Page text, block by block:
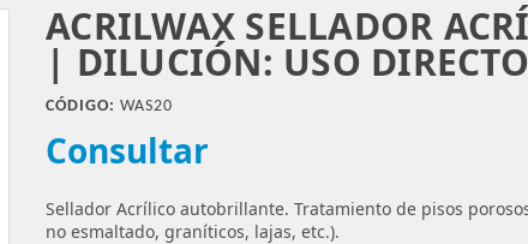
ACRILWAX SELLADOR
| DILUCIÓN: USO DIRECTO
CÓDIGO: WAS20
Consultar
Sellador Acrílico autobrillante. Tratamiento de pisos
no esmaltado, graníticos, lajas, etc.).